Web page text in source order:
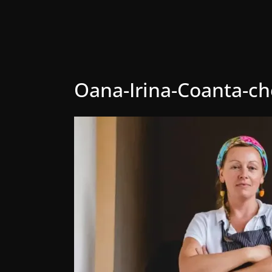
Oana-Irina-Coanta-